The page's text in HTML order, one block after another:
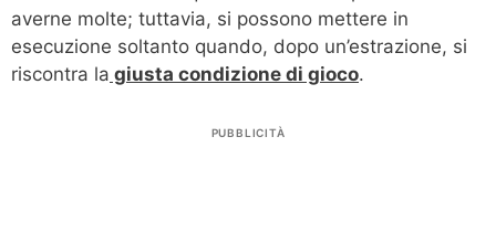
averne molte; tuttavia, si possono mettere in
esecuzione soltanto quando, dopo un’estrazione, si
riscontra la giusta condizione di gioco.
PUBBLICITÀ